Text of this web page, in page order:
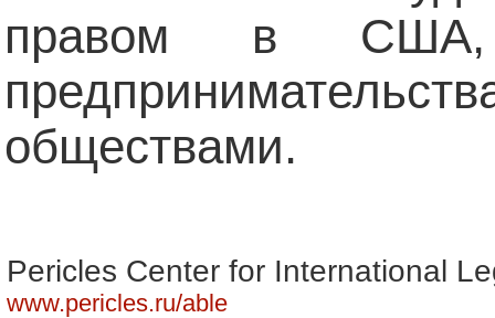
правом в США,
обществами.
Pericles Center for International
www.pericles.ru/able